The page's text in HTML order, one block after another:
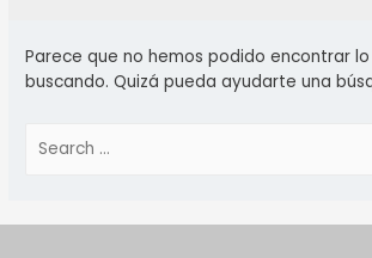
Parece que no hemos podido encontrar
buscando. Quizá pueda ayudarte una